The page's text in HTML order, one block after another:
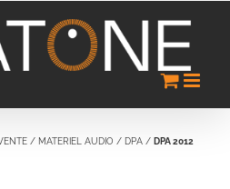
/ MATERIEL AUDIO / DPA / DPA 2012